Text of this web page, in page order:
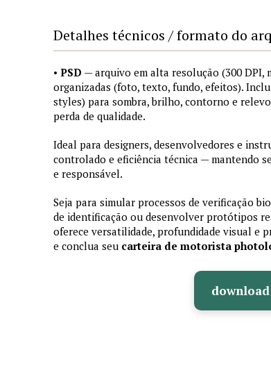
Detalhes técnicos / formato do
• PSD — arquivo em alta resolução (300 DPI,
organizadas (foto, texto, fundo, efeitos).
styles) para sombra, brilho, contorno e
perda de qualidade.
Ideal para designers, desenvolvedores e
controlado e eficiência técnica — mantendo
e responsável.
Seja para simular processos de verificação
de identificação ou desenvolver protótipos
oferece versatilidade, profundidade visual e
e conclua seu carteira de motorista